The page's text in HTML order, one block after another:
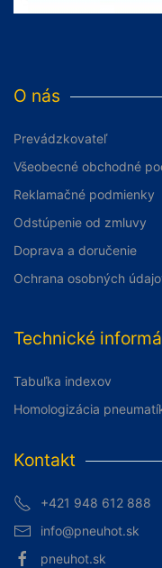
O nás
Prevádzkovateľ
Všeobecné obchodné
Reklamačné podmienky
Odstúpenie od zmluvy
Doprava a doručenie
Ochrana osobných
Technické
Tabuľka indexov
Homologizácia
Kontakt
+421 948 612 888
info@pneuhot.sk
pneuhot.sk